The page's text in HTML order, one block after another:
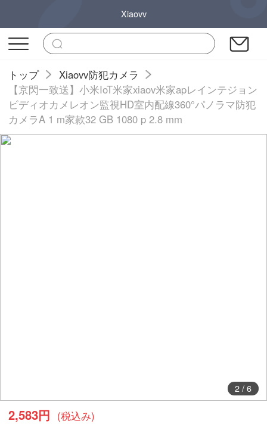
Xiaovv
トップ
Xiaovv防犯カメラ
【京閃一致送】小米IoT米家xiaov米家apレインテジョン
ビディオカメレオン監視HD室内配線360°パノラマ防犯
カメラA 1 m家款32 GB 1080 p 2.8 mm
2/ 6
2,583円 (税込み)